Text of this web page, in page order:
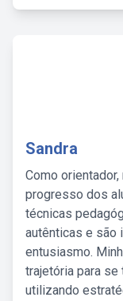
Sandra
Como
progresso dos
técnicas
autênticas e são
entusiasmo.
trajetória para se
utilizando